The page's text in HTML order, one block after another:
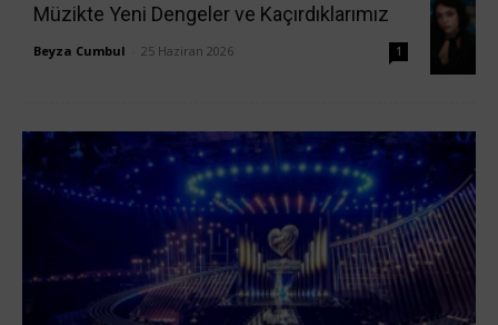
Müzikte Yeni Dengeler ve Kaçırdıklarımız
Beyza Cumbul 25 Haziran 2026 1